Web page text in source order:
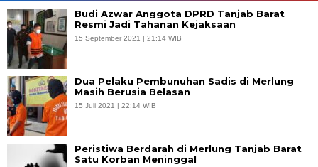
Budi Azwar Anggota DPRD Tanjab Barat
Resmi Jadi Tahanan Kejaksaan
15 September 2021 | 21:14 WIB
Dua Pelaku Pembunuhan Sadis di Merlung
Masih Berusia Belasan
15 Juli 2021 | 22:14 WIB
Peristiwa Berdarah di Merlung Tanjab Barat
Satu Korban Meninggal